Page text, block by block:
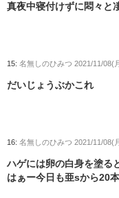
真夜中寝付けずに悶々と
15: 名無しのひみつ 2021/11/08(
だいじょうぶかこれ
16: 名無しのひみつ 2021/11/08(
ハゲには卵の白身を塗る
はぁー今日も亜sから20